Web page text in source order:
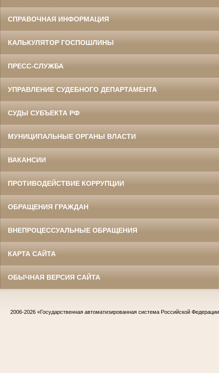
СПРАВОЧНАЯ ИНФОРМАЦИЯ
КАЛЬКУЛЯТОР ГОСПОШЛИНЫ
ПРЕСС-СЛУЖБА
УПРАВЛЕНИЕ СУДЕБНОГО ДЕПАРТАМЕНТА
СУДЫ СУБЪЕКТА РФ
МУНИЦИПАЛЬНЫЕ ОРГАНЫ ВЛАСТИ
ВАКАНСИИ
ПРОТИВОДЕЙСТВИЕ КОРРУПЦИИ
ОБРАЩЕНИЯ ГРАЖДАН
ВНЕПРОЦЕССУАЛЬНЫЕ ОБРАЩЕНИЯ
КАРТА САЙТА
ОБЫЧНАЯ ВЕРСИЯ САЙТА
2006-2026 «Государственная автоматизированная система Российской